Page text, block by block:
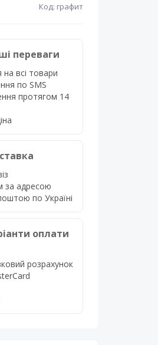
Код: графит
переваги
на всі товари
по SMS
протягом 14
за адресою
по Україні
оплати
розрахунок